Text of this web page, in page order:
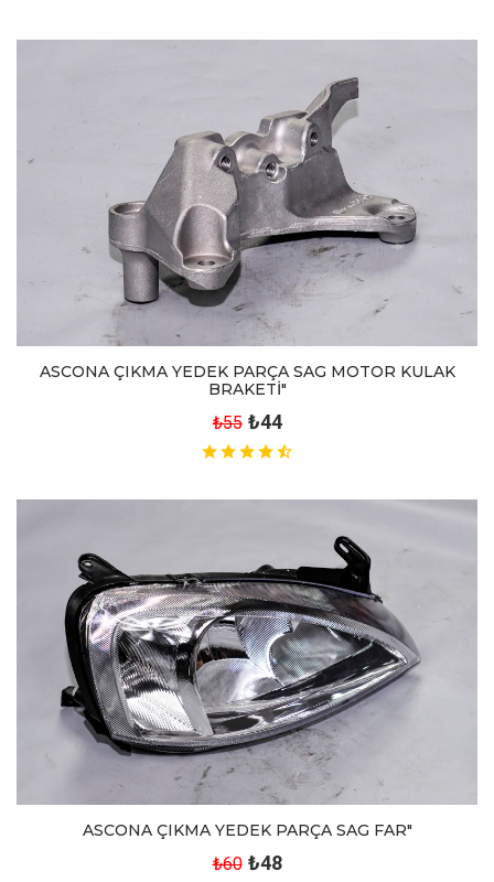
ASCONA ÇIKMA YEDEK PARÇA SAG MOTOR KULAK
BRAKETİ"
₺55 ₺44
ASCONA ÇIKMA YEDEK PARÇA SAG FAR"
₺60 ₺48